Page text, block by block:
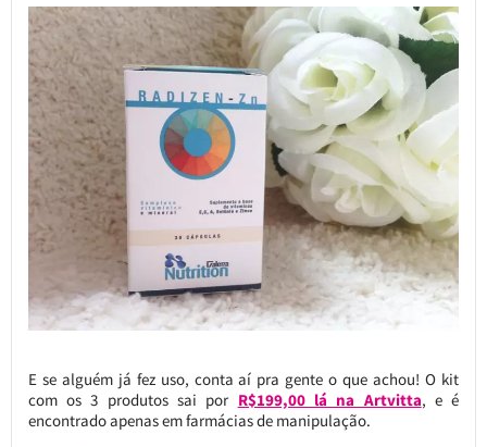
E se alguém já fez uso, conta aí pra gente o que achou! O kit
com os 3 produtos sai por R$199,00 lá na Artvitta, e é
encontrado apenas em farmácias de manipulação.